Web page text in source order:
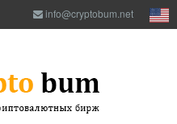
info@cryptobum.net